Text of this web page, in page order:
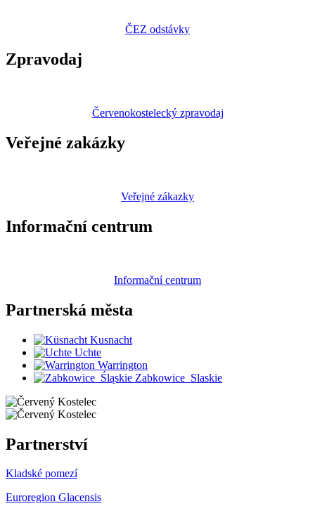
ČEZ odstávky
Zpravodaj
Červenokostelecký zpravodaj
Veřejné zakázky
Veřejné zákazky
Informační centrum
Informační centrum
Partnerská města
Kusnacht
Uchte
Warrington
Zabkowice_Slaskie
Partnerství
Kladské pomezí
Euroregion Glacensis